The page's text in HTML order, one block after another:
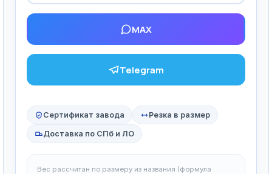
MAX
Telegram
Сертификат завода Резка в размер
Доставка по СПб и ЛО
Вес рассчитан по размеру из названия (формула